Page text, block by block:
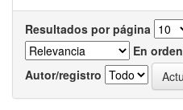
Resultados por página
En orden
Autor/registro